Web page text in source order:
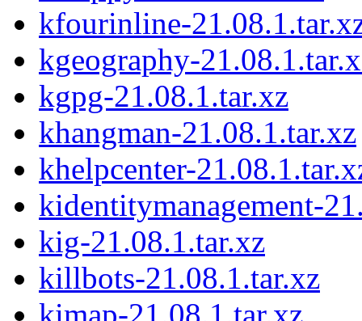
kfourinline-
kgeography-
kgpg-21.08.1.tar.xz
khangman-21.08.1.tar.xz
khelpcenter-
kidentitymanagement-
kig-21.08.1.tar.xz
killbots-21.08.1.tar.xz
kimap-21.08.1.tar.xz